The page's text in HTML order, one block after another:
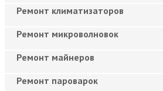
Ремонт климатизаторов
Ремонт микроволновок
Ремонт майнеров
Ремонт пароварок